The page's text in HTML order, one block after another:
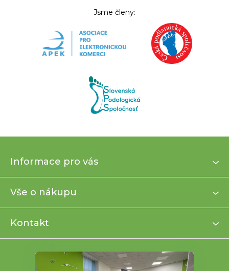
Jsme členy:
p
t
Informace pro vás
Vše o nákupu
Kontakt